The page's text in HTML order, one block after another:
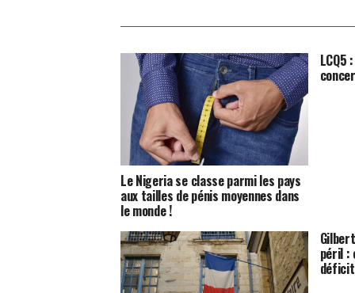
Le Nigeria se classe parmi les pays
aux tailles de pénis moyennes dans
le monde !
LCQ5
péril :